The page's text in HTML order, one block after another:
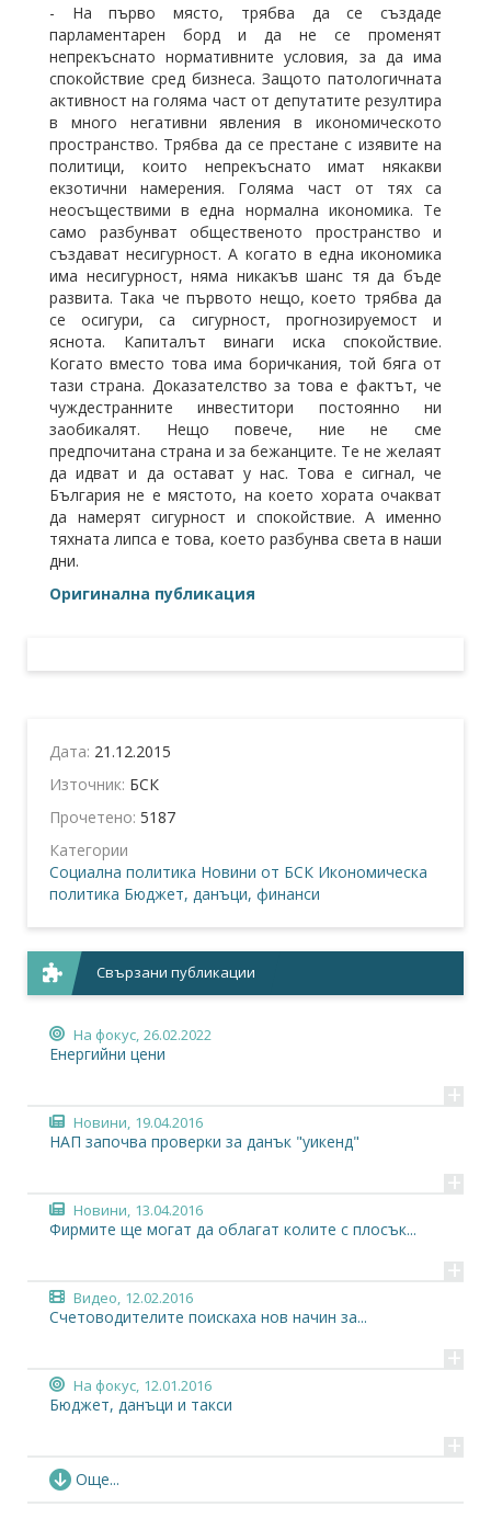
- На първо място, трябва да се създаде
парламентарен борд и да не се променят
непрекъснато нормативните условия, за да има
спокойствие сред бизнеса. Защото патологичната
активност на голяма част от депутатите резултира
в много негативни явления в икономическото
пространство. Трябва да се престане с изявите на
политици, които непрекъснато имат някакви
екзотични намерения. Голяма част от тях са
неосъществими в една нормална икономика. Те
само разбунват общественото пространство и
създават несигурност. А когато в една икономика
има несигурност, няма никакъв шанс тя да бъде
развита. Така че първото нещо, което трябва да
се осигури, са сигурност, прогнозируемост и
яснота. Капиталът винаги иска спокойствие.
Когато вместо това има боричкания, той бяга от
тази страна. Доказателство за това е фактът, че
чуждестранните инвеститори постоянно ни
заобикалят. Нещо повече, ние не сме
предпочитана страна и за бежанците. Те не желаят
да идват и да остават у нас. Това е сигнал, че
България не е мястото, на което хората очакват
да намерят сигурност и спокойствие. А именно
тяхната липса е това, което разбунва света в наши
дни.
Оригинална публикация
Дата: 21.12.2015
Източник: БСК
Прочетено: 5187
Категории
Социална политика Новини от БСК Икономическа
политика Бюджет, данъци, финанси
Свързани публикации
На фокус, 26.02.2022
Енергийни цени
+
Новини, 19.04.2016
НАП започва проверки за данък "уикенд"
+
Новини, 13.04.2016
Фирмите ще могат да облагат колите с плосък...
+
Видео, 12.02.2016
Счетоводителите поискаха нов начин за...
+
На фокус, 12.01.2016
Бюджет, данъци и такси
+
Новини,
"Непредвидимият" влезе във втората година на...
Още...